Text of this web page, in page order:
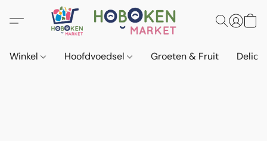
Winkel Hoofdvoedsel Groeten & Fruit